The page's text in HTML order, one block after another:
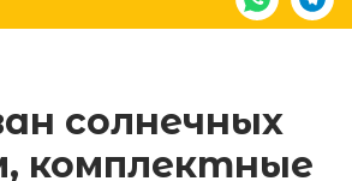
солнечных
комплектные